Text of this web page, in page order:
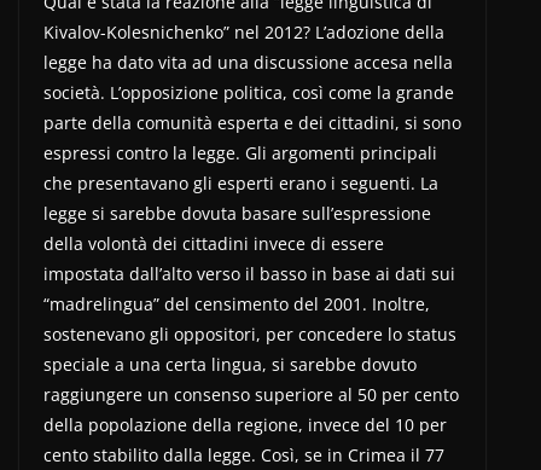
Kivalov-Kolesnichenko” nel 2012? L’adozione della
legge ha dato vita ad una discussione accesa nella
società. L’opposizione politica, così come la grande
parte della comunità esperta e dei cittadini, si sono
espressi contro la legge. Gli argomenti principali
che presentavano gli esperti erano i seguenti. La
legge si sarebbe dovuta basare sull’espressione
della volontà dei cittadini invece di essere
impostata dall’alto verso il basso in base ai dati sui
“madrelingua” del censimento del 2001. Inoltre,
sostenevano gli oppositori, per concedere lo status
speciale a una certa lingua, si sarebbe dovuto
raggiungere un consenso superiore al 50 per cento
della popolazione della regione, invece del 10 per
cento stabilito dalla legge. Così, se in Crimea il 77